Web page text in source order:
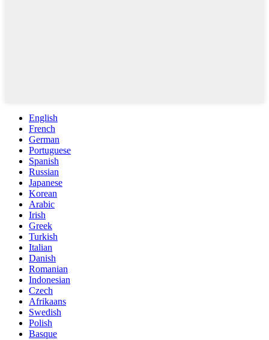
English
French
German
Portuguese
Spanish
Russian
Japanese
Korean
Arabic
Irish
Greek
Turkish
Italian
Danish
Romanian
Indonesian
Czech
Afrikaans
Swedish
Polish
Basque